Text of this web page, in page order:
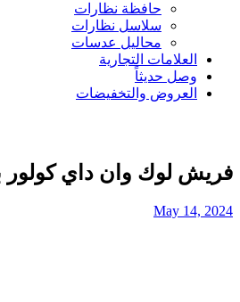
حافظة نظارات
سلاسل نظارات
محاليل عدسات
العلامات التجارية
وصل حديثاً
العروض والتخفيضات
فريش لوك وان داي كولور بليندز –
May 14, 2024